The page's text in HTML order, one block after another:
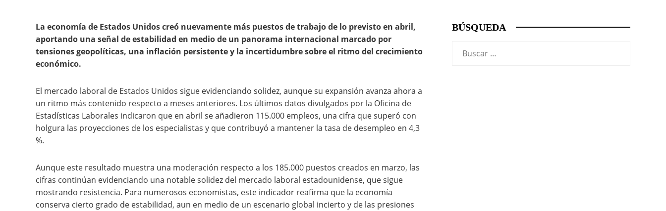
La economía de Estados Unidos creó nuevamente más puestos de trabajo de lo previsto en abril,
aportando una señal de estabilidad en medio de un panorama internacional marcado por
tensiones geopolíticas, una inflación persistente y la incertidumbre sobre el ritmo del crecimiento
económico.
El mercado laboral de Estados Unidos sigue evidenciando solidez, aunque su expansión avanza ahora a
un ritmo más contenido respecto a meses anteriores. Los últimos datos divulgados por la Oficina de
Estadísticas Laborales indicaron que en abril se añadieron 115.000 empleos, una cifra que superó con
holgura las proyecciones de los especialistas y que contribuyó a mantener la tasa de desempleo en 4,3
%.
Aunque este resultado muestra una moderación respecto a los 185.000 puestos creados en marzo, las
cifras continúan evidenciando una notable solidez del mercado laboral estadounidense, que sigue
mostrando resistencia. Para numerosos economistas, este indicador reafirma que la economía
conserva cierto grado de estabilidad, aun en medio de un escenario global incierto y de las presiones
BÚSQUEDA